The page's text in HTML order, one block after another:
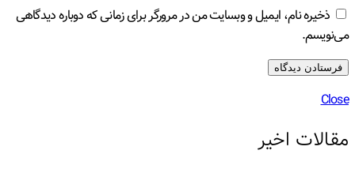
ذخیره نام، ایمیل و وبسایت من در مرورگر برای زمانی که دوباره دیدگاهی
می‌نویسم.
Close
مقالات اخیر